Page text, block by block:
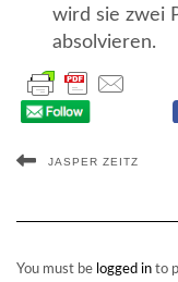
wird sie zwei
absolvieren.
JASPER ZEITZ
You must be logged in to